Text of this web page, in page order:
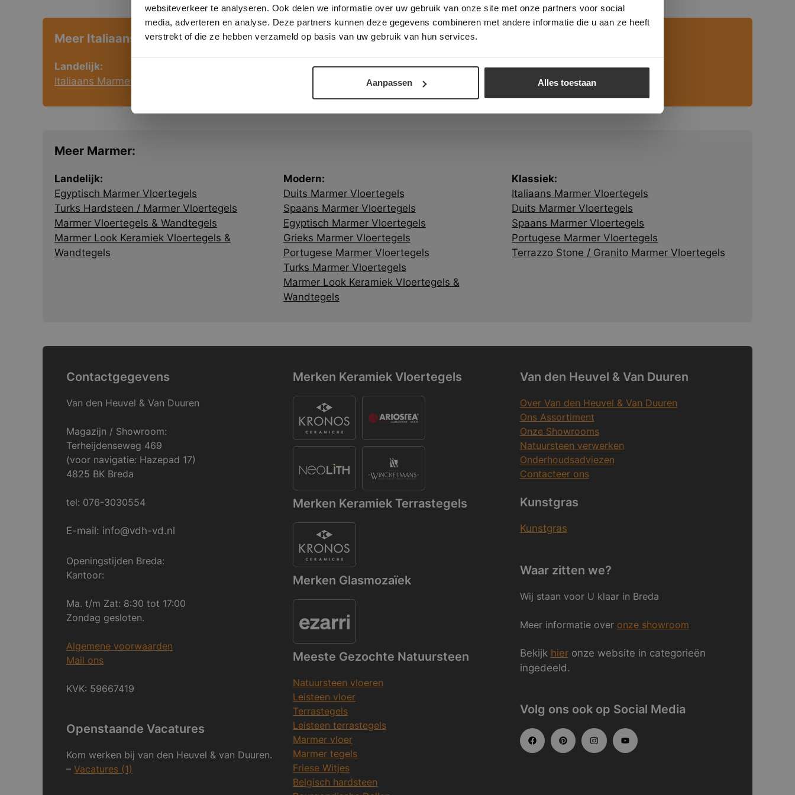
websiteverkeer te analyseren. Ook delen we informatie over uw gebruik van onze site met onze partners voor social
media, adverteren en analyse. Deze partners kunnen deze gegevens combineren met andere informatie die u aan ze heeft
verstrekt of die ze hebben verzameld op basis van uw gebruik van hun services.
Aanpassen Alles toestaan
Meer Italiaans Marmer:
Landelijk:
Italiaans Marmer Vloertegels
Klassiek:
Italiaans Marmer Vloertegels
Meer Marmer:
Landelijk:
Egyptisch Marmer Vloertegels
Turks Hardsteen / Marmer Vloertegels
Marmer Vloertegels & Wandtegels
Marmer Look Keramiek Vloertegels &
Wandtegels
Modern:
Duits Marmer Vloertegels
Spaans Marmer Vloertegels
Egyptisch Marmer Vloertegels
Grieks Marmer Vloertegels
Portugese Marmer Vloertegels
Turks Marmer Vloertegels
Marmer Look Keramiek Vloertegels &
Wandtegels
Klassiek:
Italiaans Marmer Vloertegels
Duits Marmer Vloertegels
Spaans Marmer Vloertegels
Portugese Marmer Vloertegels
Terrazzo Stone / Granito Marmer Vloertegels
Contactgegevens
Van den Heuvel & Van Duuren
Magazijn / Showroom:
Terheijdenseweg 469
(voor navigatie: Hazepad 17)
4825 BK Breda
tel: 076-3030554
E-mail: info@vdh-vd.nl
Openingstijden Breda:
Kantoor:
Ma. t/m Zat: 8:30 tot 17:00
Zondag gesloten.
Algemene voorwaarden
Mail ons
KVK: 59667419
Openstaande Vacatures
Kom werken bij van den Heuvel & van Duuren.
– Vacatures (1)
Merken Keramiek Vloertegels
Merken Keramiek Terrastegels
Merken Glasmozaïek
Meeste Gezochte Natuursteen
Natuursteen vloeren
Leisteen vloer
Terrastegels
Leisteen terrastegels
Marmer vloer
Marmer tegels
Friese Witjes
Belgisch hardsteen
Van den Heuvel & Van Duuren
Over Van den Heuvel & Van Duuren
Ons Assortiment
Onze Showrooms
Natuursteen verwerken
Onderhoudsadviezen
Contacteer ons
Kunstgras
Kunstgras
Waar zitten we?
Wij staan voor U klaar in Breda
Meer informatie over onze showroom
Bekijk hieronze website in categorieën
ingedeeld.
Volg ons ook op Social Media
ALLES ACCEPTEREN ALLES AFWIJZEN